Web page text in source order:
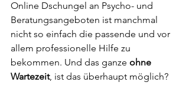
Online Dschungel an Psycho- und
Beratungsangeboten ist manchmal
nicht so einfach die passende und vor
allem professionelle Hilfe zu
bekommen. Und das ganze ohne
Wartezeit, ist das überhaupt möglich?